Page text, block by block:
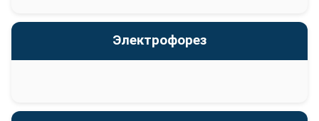
Электрофорез